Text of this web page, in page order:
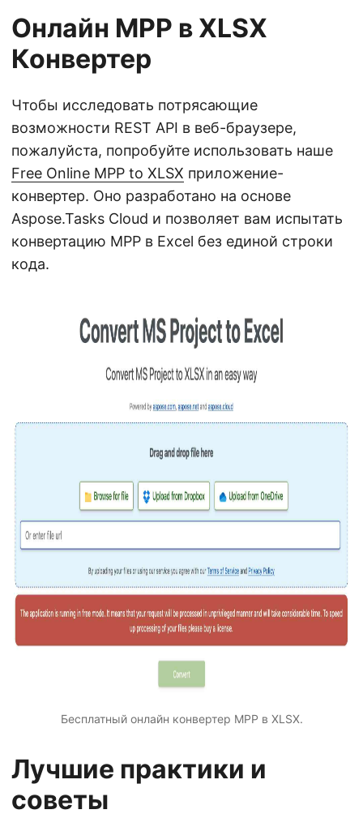
Онлайн MPP в XLSX
Конвертер
Чтобы исследовать потрясающие
возможности REST API в веб-браузере,
пожалуйста, попробуйте использовать наше
Free Online MPP to XLSX приложение-
конвертер. Оно разработано на основе
Aspose.Tasks Cloud и позволяет вам испытать
конвертацию MPP в Excel без единой строки
кода.
Бесплатный онлайн конвертер MPP в XLSX.
Лучшие практики и
советы